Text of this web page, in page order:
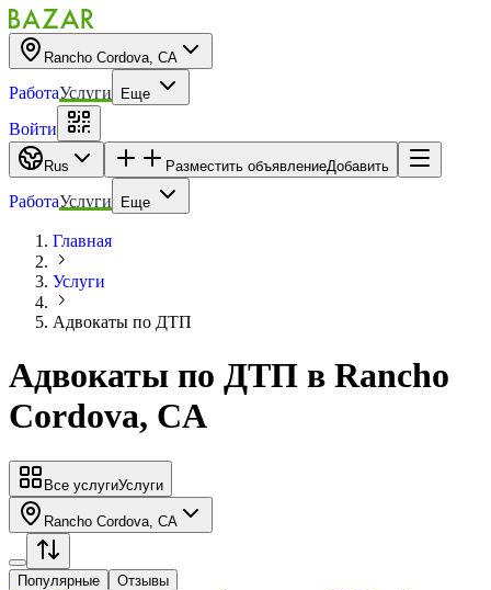
Rancho Cordova, CA
РаботаУслуги Еще
Войти
Rus Разместить объявлениеДобавить
РаботаУслуги Еще
Главная
Услуги
Адвокаты по ДТП
Адвокаты по ДТП в Rancho
Cordova, CA
Все услугиУслуги
Rancho Cordova, CA
Популярные Отзывы